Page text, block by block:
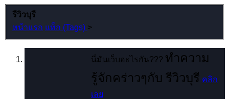
รีวิวบุรี
หน้าแรก แท็ก (Tags) >
นี่มันเว็บอะไรกัน??? ทำความ
รู้จักคร่าวๆกับ รีวิวบุรี คลิก
เลย